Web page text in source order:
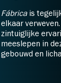
Fábricais
elkaar
zintuiglijke
meeslepen in
gebouwd en